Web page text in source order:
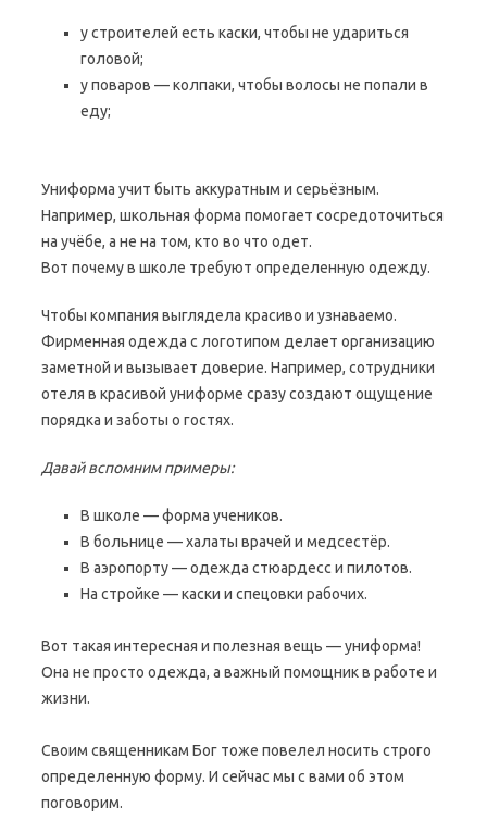
у строителей есть каски, чтобы не удариться
головой;
у поваров — колпаки, чтобы волосы не попали в
еду;
Униформа учит быть аккуратным и серьёзным.
Например, школьная форма помогает сосредоточиться
на учёбе, а не на том, кто во что одет.
Вот почему в школе требуют определенную одежду.
Чтобы компания выглядела красиво и узнаваемо.
Фирменная одежда с логотипом делает организацию
заметной и вызывает доверие. Например, сотрудники
отеля в красивой униформе сразу создают ощущение
порядка и заботы о гостях.
Давай вспомним примеры:
В школе — форма учеников.
В больнице — халаты врачей и медсестёр.
В аэропорту — одежда стюардесс и пилотов.
На стройке — каски и спецовки рабочих.
Вот такая интересная и полезная вещь — униформа!
Она не просто одежда, а важный помощник в работе и
жизни.
Своим священникам Бог тоже повелел носить строго
определенную форму. И сейчас мы с вами об этом
поговорим.